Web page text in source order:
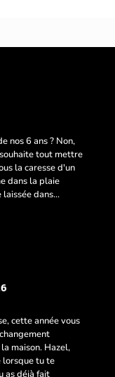
nos 6 ans ? Non,
tout mettre
la caresse d'un
dans la plaie
dans...
cette année vous
maison. Hazel,
lorsque tu te
as déjà fait